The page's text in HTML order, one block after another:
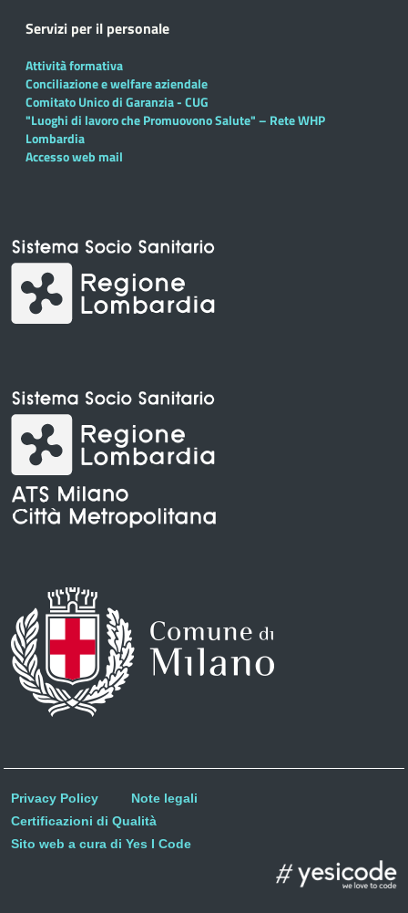
Servizi per il personale
Attività formativa
Conciliazione e welfare aziendale
Comitato Unico di Garanzia - CUG
"Luoghi di lavoro che Promuovono Salute" – Rete WHP
Lombardia
Accesso web mail
Privacy Policy
Note legali
Certificazioni di Qualità
Sito web a cura di Yes I Code